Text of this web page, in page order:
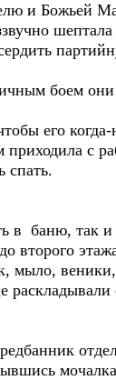
и Божьей
шептала
боем
его когда-
приходила с
спать.
в баню, так
второго
мыло,
раскладывали